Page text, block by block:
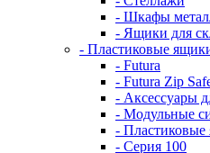
- Шкафы
- Ящики для
- Пластиковые
- Futura
- Futura Zip
- Аксессуары
- Модульные
-
- Серия 100